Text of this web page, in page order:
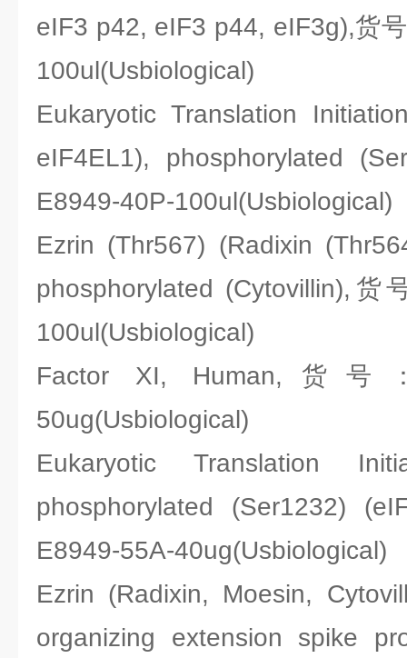
eIF3 p42, eIF3 p44, eIF3g),货
100ul(Usbiological)
Eukaryotic Translation
eIF4EL1), phosphorylated
E8949-40P-100ul(Usbiological)
Ezrin (Thr567) (Radixin
phosphorylated (Cytovillin),货
100ul(Usbiological)
Factor XI, Human,货号
50ug(Usbiological)
Eukaryotic Translation
phosphorylated (Ser1232)
E8949-55A-40ug(Usbiological)
Ezrin (Radixin, Moesin,
organizing extension spike